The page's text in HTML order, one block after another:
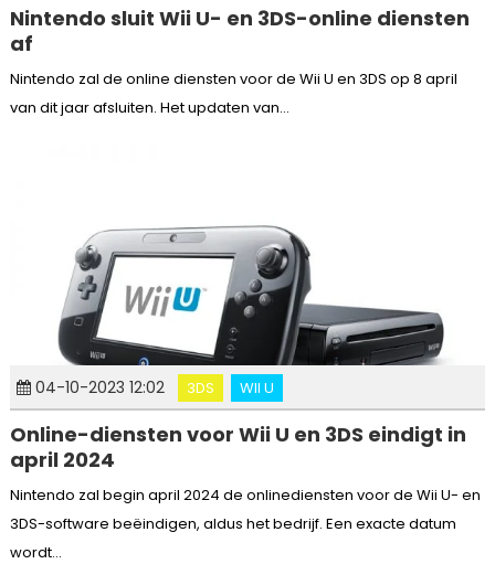
Nintendo sluit Wii U- en 3DS-online diensten
af
Nintendo zal de online diensten voor de Wii U en 3DS op 8 april
van dit jaar afsluiten. Het updaten van...
04-10-2023 12:02 3DS WII U
Online-diensten voor Wii U en 3DS eindigt in
april 2024
Nintendo zal begin april 2024 de onlinediensten voor de Wii U- en
3DS-software beëindigen, aldus het bedrijf. Een exacte datum
wordt...